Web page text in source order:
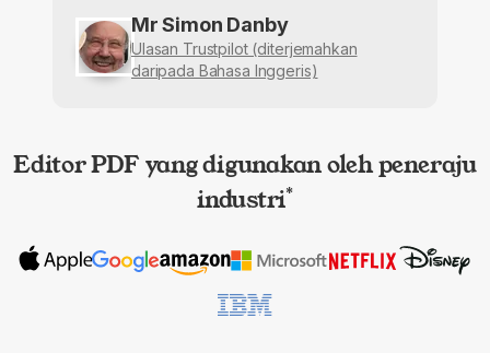
Mr Simon Danby
Ulasan Trustpilot (diterjemahkan
daripada Bahasa Inggeris)
Editor PDF yang digunakan oleh peneraju
industri*